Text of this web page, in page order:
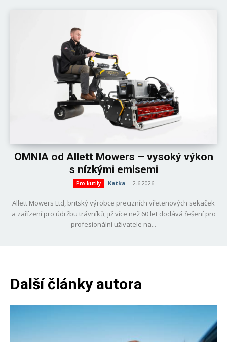
OMNIA od Allett Mowers – vysoký výkon
s nízkými emisemi
Pro kutily Katka - 2.6.2026
Allett Mowers Ltd, britský výrobce precizních vřetenových sekaček
a zařízení pro údržbu trávníků, již více než 60 let dodává řešení pro
profesionální uživatele na...
Další články autora